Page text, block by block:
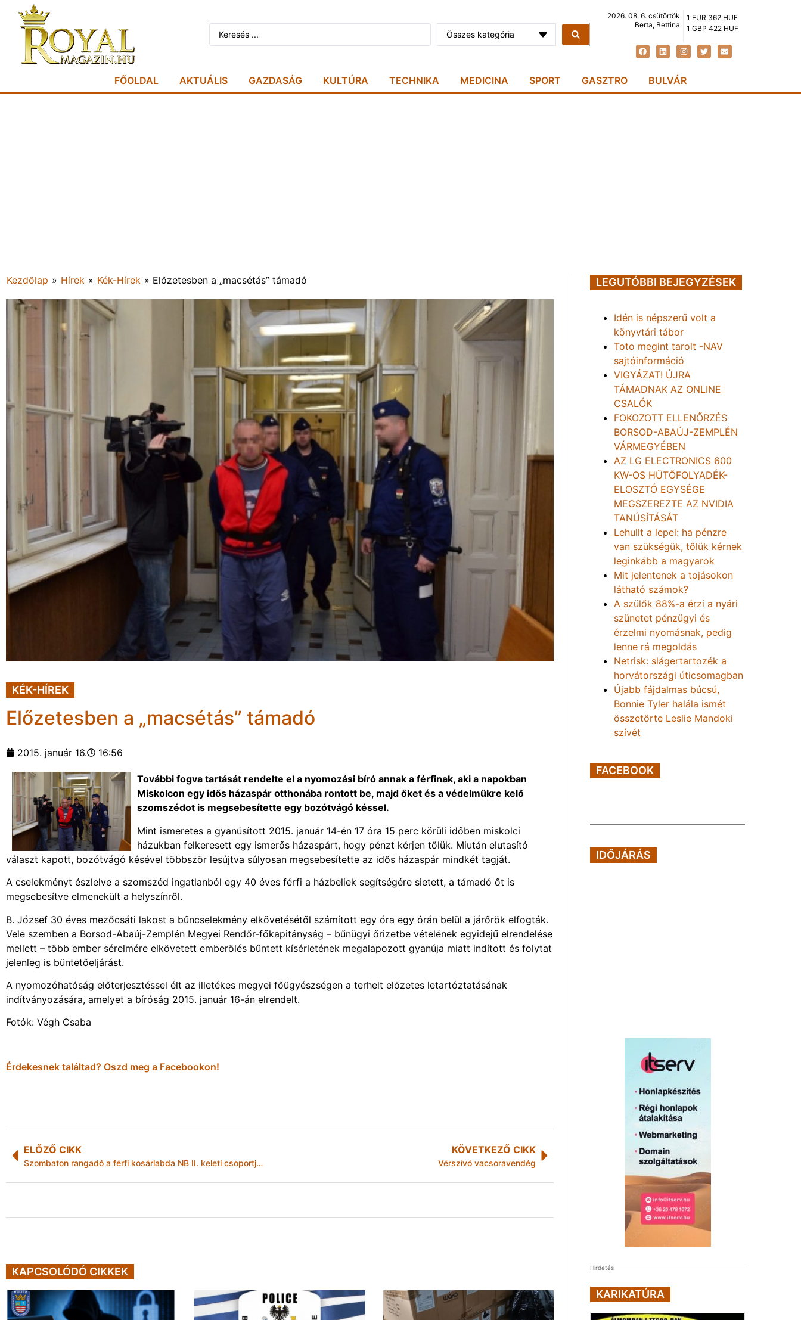
Összes kategória
2026. 08. 6. csütörtök
Berta, Bettina
1 EUR 362 HUF
1 GBP 422 HUF
FŐOLDAL AKTUÁLIS GAZDASÁG KULTÚRA TECHNIKA MEDICINA SPORT GASZTRO BULVÁR
Kezdőlap » Hírek » Kék-Hírek » Előzetesben a „macsétás” támadó
KÉK-HÍREK
Előzetesben a „macsétás” támadó
2015. január 16. 16:56
További fogva tartását rendelte el a nyomozási bíró annak a férfinak, aki a napokban
Miskolcon egy idős házaspár otthonába rontott be, majd őket és a védelmükre kelő
szomszédot is megsebesítette egy bozótvágó késsel.
Mint ismeretes a gyanúsított 2015. január 14-én 17 óra 15 perc körüli időben miskolci
házukban felkeresett egy ismerős házaspárt, hogy pénzt kérjen tőlük. Miután elutasító
választ kapott, bozótvágó késével többször lesújtva súlyosan megsebesítette az idős házaspár mindkét tagját.
A cselekményt észlelve a szomszéd ingatlanból egy 40 éves férfi a házbeliek segítségére sietett, a támadó őt is
megsebesítve elmenekült a helyszínről.
B. József 30 éves mezőcsáti lakost a bűncselekmény elkövetésétől számított egy óra egy órán belül a járőrök elfogták.
Vele szemben a Borsod-Abaúj-Zemplén Megyei Rendőr-főkapitányság – bűnügyi őrizetbe vételének egyidejű elrendelése
mellett – több ember sérelmére elkövetett emberölés bűntett kísérletének megalapozott gyanúja miatt indított és folytat
jelenleg is büntetőeljárást.
A nyomozóhatóság előterjesztéssel élt az illetékes megyei főügyészségen a terhelt előzetes letartóztatásának
indítványozására, amelyet a bíróság 2015. január 16-án elrendelt.
Fotók: Végh Csaba
Érdekesnek találtad? Oszd meg a Facebookon!
ELŐZŐ CIKK
Szombaton rangadó a férfi kosárlabda NB II. keleti csoportjában
KÖVETKEZŐ CIKK
Vérszívó vacsoravendég
KAPCSOLÓDÓ CIKKEK
LEGUTÓBBI BEJEGYZÉSEK
Idén is népszerű volt a
könyvtári tábor
Toto megint tarolt -NAV
sajtóinformáció
VIGYÁZAT! ÚJRA
TÁMADNAK AZ ONLINE
CSALÓK
FOKOZOTT ELLENŐRZÉS
BORSOD-ABAÚJ-ZEMPLÉN
VÁRMEGYÉBEN
AZ LG ELECTRONICS 600
KW-OS HŰTŐFOLYADÉK-
ELOSZTÓ EGYSÉGE
MEGSZEREZTE AZ NVIDIA
TANÚSÍTÁSÁT
Lehullt a lepel: ha pénzre
van szükségük, tőlük kérnek
leginkább a magyarok
Mit jelentenek a tojásokon
látható számok?
A szülők 88%-a érzi a nyári
szünetet pénzügyi és
érzelmi nyomásnak, pedig
lenne rá megoldás
Netrisk: slágertartozék a
horvátországi úticsomagban
Újabb fájdalmas búcsú,
Bonnie Tyler halála ismét
összetörte Leslie Mandoki
szívét
FACEBOOK
IDŐJÁRÁS
Hirdetés
KARIKATÚRA